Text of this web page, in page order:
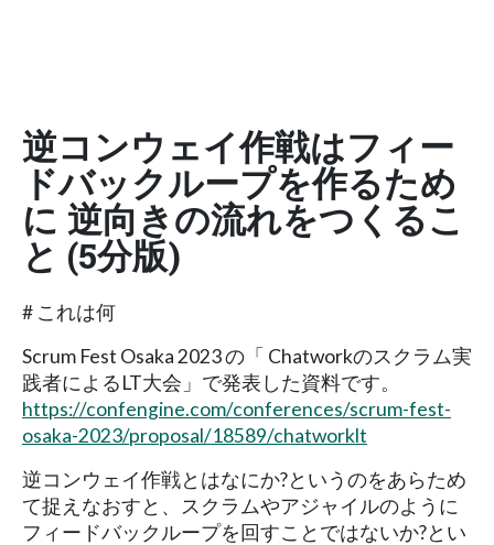
逆コンウェイ作戦はフィー
ドバックループを作るため
に 逆向きの流れをつくるこ
と (5分版)
# これは何
Scrum Fest Osaka 2023 の「 Chatworkのスクラム実
践者によるLT大会」で発表した資料です。
https://confengine.com/conferences/scrum-fest-
osaka-2023/proposal/18589/chatworklt
逆コンウェイ作戦とはなにか?というのをあらため
て捉えなおすと、スクラムやアジャイルのように
フィードバックループを回すことではないか?とい